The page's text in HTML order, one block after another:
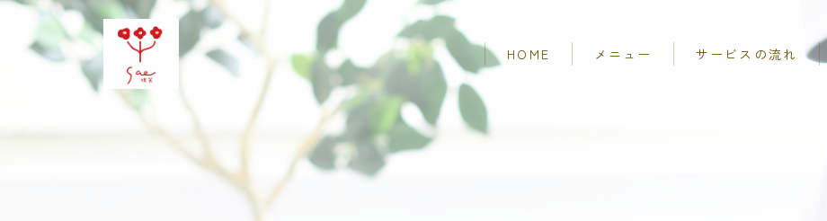
HOME メニュー サービスの流れ